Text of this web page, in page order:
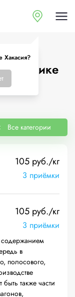
Хакасия?
Все категории
105 руб./кг
3 приёмки
105 руб./кг
3 приёмки
содержанием
в
полосового,
также части